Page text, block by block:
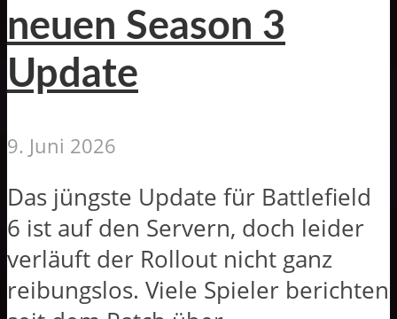
neuen Season 3
Update
9. Juni 2026
Das jüngste Update für Battlefield
6 ist auf den Servern, doch leider
verläuft der Rollout nicht ganz
reibungslos. Viele Spieler berichten